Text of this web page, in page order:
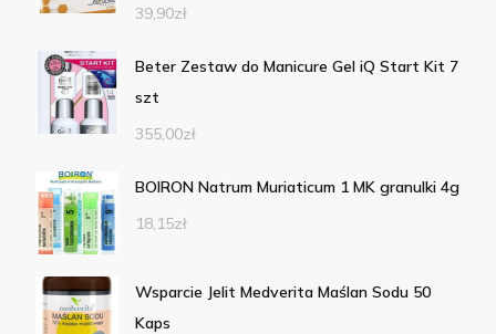
39,90zł
Beter Zestaw do Manicure Gel iQ Start Kit 7
szt
355,00zł
BOIRON Natrum Muriaticum 1 MK granulki 4g
18,15zł
Wsparcie Jelit Medverita Maślan Sodu 50
Kaps